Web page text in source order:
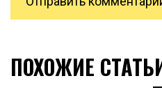
ПОХОЖИЕ